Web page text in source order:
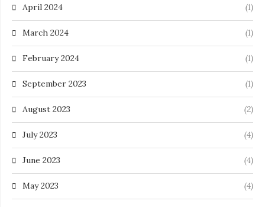
April 2024 (1)
March 2024 (1)
February 2024 (1)
September 2023 (1)
August 2023 (2)
July 2023 (4)
June 2023 (4)
May 2023 (4)